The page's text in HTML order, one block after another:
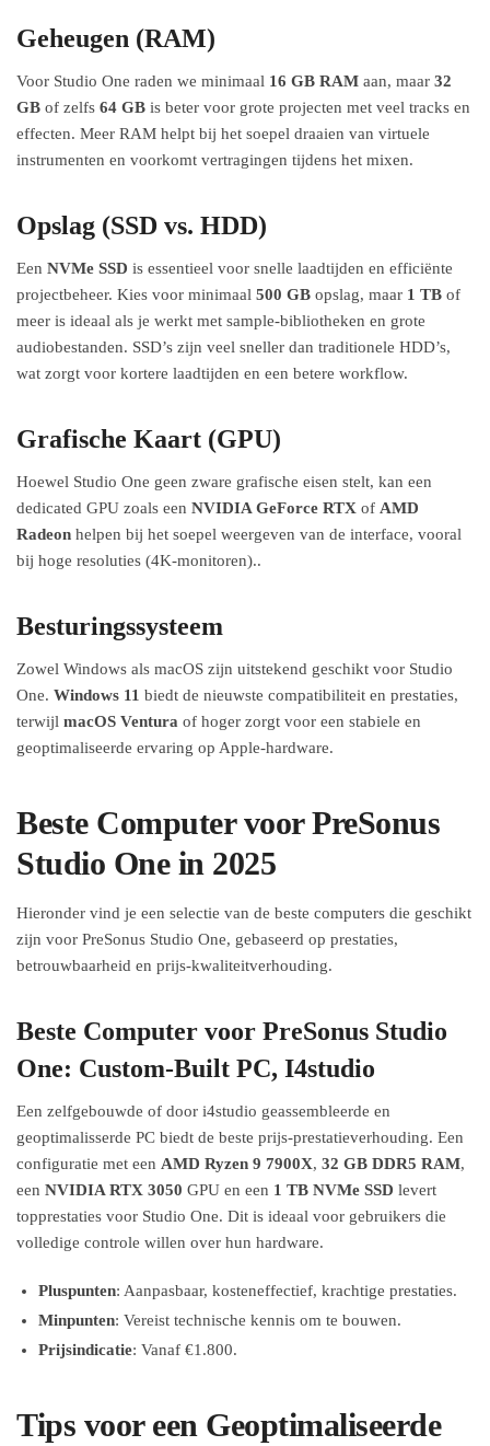
Geheugen (RAM)
Voor Studio One raden we minimaal 16 GB RAM aan, maar 32
GB of zelfs 64 GB is beter voor grote projecten met veel tracks en
effecten. Meer RAM helpt bij het soepel draaien van virtuele
instrumenten en voorkomt vertragingen tijdens het mixen.
Opslag (SSD vs. HDD)
Een NVMe SSD is essentieel voor snelle laadtijden en efficiënte
projectbeheer. Kies voor minimaal 500 GB opslag, maar 1 TB of
meer is ideaal als je werkt met sample-bibliotheken en grote
audiobestanden. SSD’s zijn veel sneller dan traditionele HDD’s,
wat zorgt voor kortere laadtijden en een betere workflow.
Grafische Kaart (GPU)
Hoewel Studio One geen zware grafische eisen stelt, kan een
dedicated GPU zoals een NVIDIA GeForce RTX of AMD
Radeon helpen bij het soepel weergeven van de interface, vooral
bij hoge resoluties (4K-monitoren)..
Besturingssysteem
Zowel Windows als macOS zijn uitstekend geschikt voor Studio
One. Windows 11 biedt de nieuwste compatibiliteit en prestaties,
terwijl macOS Ventura of hoger zorgt voor een stabiele en
geoptimaliseerde ervaring op Apple-hardware.
Beste Computer voor PreSonus
Studio One in 2025
Hieronder vind je een selectie van de beste computers die geschikt
zijn voor PreSonus Studio One, gebaseerd op prestaties,
betrouwbaarheid en prijs-kwaliteitverhouding.
Beste Computer voor PreSonus Studio
One: Custom-Built PC, I4studio
Een zelfgebouwde of door i4studio geassembleerde en
geoptimalisserde PC biedt de beste prijs-prestatieverhouding. Een
configuratie met een AMD Ryzen 9 7900X, 32 GB DDR5 RAM,
een NVIDIA RTX 3050 GPU en een 1 TB NVMe SSD levert
topprestaties voor Studio One. Dit is ideaal voor gebruikers die
volledige controle willen over hun hardware.
Pluspunten: Aanpasbaar, kosteneffectief, krachtige prestaties.
Minpunten: Vereist technische kennis om te bouwen.
Prijsindicatie: Vanaf €1.800.
Tips voor een Geoptimaliseerde